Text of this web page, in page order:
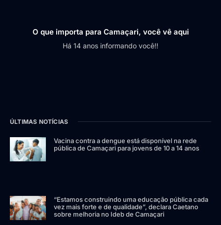
O que importa para Camaçari, você vê aqui
Há 14 anos informando você!!
ÚLTIMAS NOTÍCIAS
Vacina contra a dengue está disponível na rede
pública de Camaçari para jovens de 10 a 14 anos
“Estamos construindo uma educação pública cada
vez mais forte e de qualidade”, declara Caetano
sobre melhoria no Ideb de Camaçari